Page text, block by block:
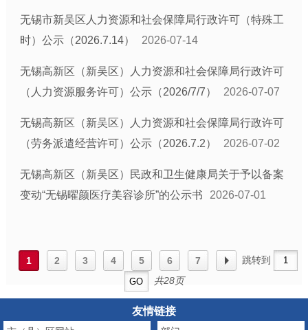
无锡市新吴区人力资源和社会保障局行政许可（特殊工
时）公示（2026.7.14）
2026-07-14
无锡高新区（新吴区）人力资源和社会保障局行政许可
（人力资源服务许可）公示（2026/7/7）
2026-07-07
无锡高新区（新吴区）人力资源和社会保障局行政许可
（劳务派遣经营许可）公示（2026.7.2）
2026-07-02
无锡高新区（新吴区）民政和卫生健康局关于予以备案
变动“无锡曜颜医疗美容诊所”的公示书
2026-07-01
1 2 3 4 5 6 7
跳转到
共28页
友情链接